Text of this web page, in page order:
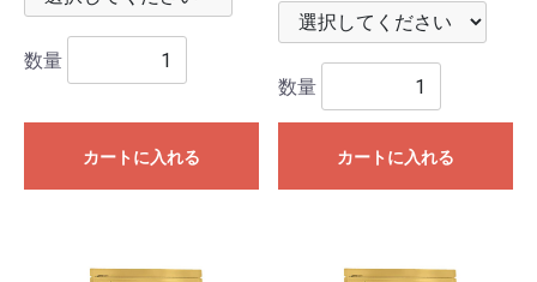
数量
カートに入れる
数量
カートに入れる